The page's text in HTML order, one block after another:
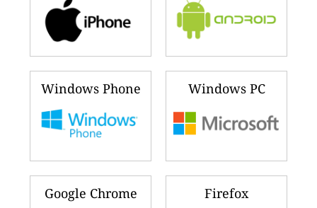
Windows Phone Windows PC
Google Chrome Firefox